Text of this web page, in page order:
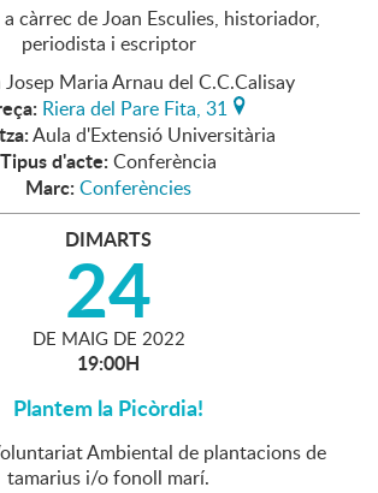
càrrec de Joan Esculies, historiador,
periodista i escriptor
Josep Maria Arnau del C.C.Calisay
Riera del Pare Fita, 31
Aula d'Extensió Universitària
Tipus d'acte: Conferència
Marc: Conferències
DIMARTS
24
DE MAIG DE 2022
19:00H
Plantem la Picòrdia!
Ambiental de plantacions de
tamarius i/o fonoll marí.